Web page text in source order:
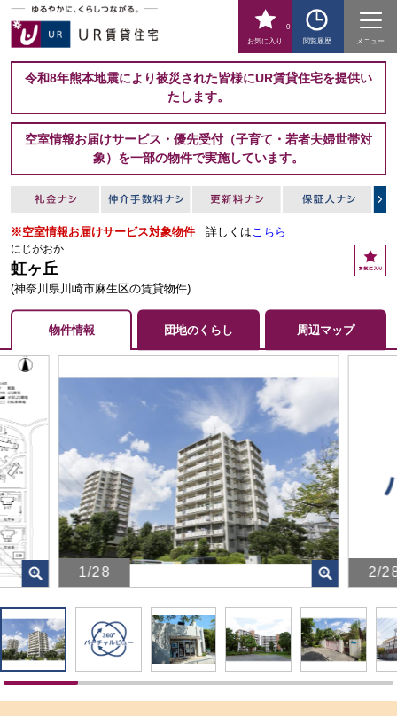
お気に入り
0
閲覧履歴
メニュー
令和8年熊本地震により被災された皆様にUR賃貸住宅を提供い
たします。
空室情報お届けサービス・優先受付（子育て・若者夫婦世帯対
象）を一部の物件で実施しています。
※空室情報お届けサービス対象物件 詳しくはこちら
にじがおか
虹ヶ丘
(神奈川県川崎市麻生区の賃貸物件)
お
気
物件情報 団地のくらし 周辺マップ
1/28
画
像
を
ク
リ
2/
画
像
を
ク
リ